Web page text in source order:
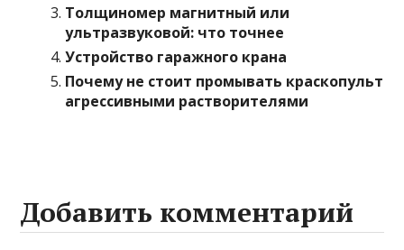
Толщиномер магнитный или
ультразвуковой: что точнее
Устройство гаражного крана
Почему не стоит промывать краскопульт
агрессивными растворителями
Добавить комментарий